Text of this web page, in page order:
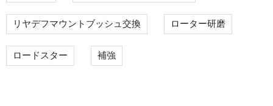
リヤデフマウントブッシュ交換 ローター研磨
ロードスター 補強